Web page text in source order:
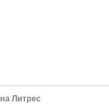
Литрес